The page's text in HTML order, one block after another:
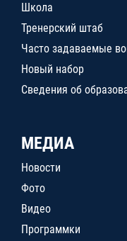
Школа
Тренерский штаб
Часто задаваемые
Новый набор
Сведения об
МЕДИА
Новости
Фото
Видео
Программки